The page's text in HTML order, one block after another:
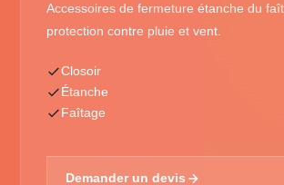
Accessoires de fermeture étanche du
protection contre pluie et vent.
Closoir
Étanche
Faîtage
Demander un devis